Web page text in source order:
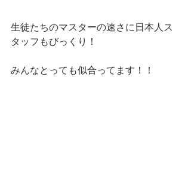
生徒たちのマスターの速さに日本人ス
タッフもびっくり！
みんなとっても似合ってます！！